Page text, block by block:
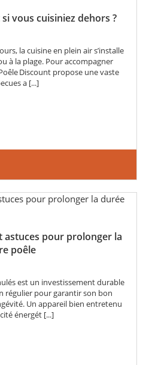
vous cuisiniez dehors ?
la cuisine en plein air s’installe
à la plage. Pour accompagner
Discount propose une vaste
a [...]
astuces pour prolonger la
poêle
est un investissement durable
régulier pour garantir son bon
Un appareil bien entretenu
énergét [...]